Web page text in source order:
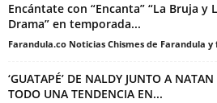
Encántate con “Encanta” “La Bruja y
Drama” en temporada...
Farandula.co Noticias Chismes de Farandula y
‘GUATAPÉ’ DE NALDY JUNTO A
TODO UNA TENDENCIA EN...